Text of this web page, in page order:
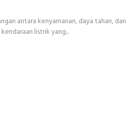
antara kenyamanan, daya tahan, dan
listrik yang...